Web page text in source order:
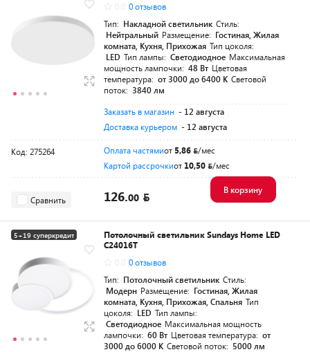
0 отзывов
Тип: Накладной светильник Стиль:
Нейтральный Размещение: Гостиная, Жилая
комната, Кухня, Прихожая Тип цоколя:
LED Тип лампы: Светодиодное Максимальная
мощность лампочки: 48 Вт Цветовая
температура: от 3000 до 6400 K Световой
поток: 3840 лм
Заказать в магазин - 12 августа
Доставка курьером - 12 августа
Код: 275264 Оплата частямиот 5,86
/мес
Картой рассрочкиот 10,50 /мес
Сравнить 126.00
В корзину
5+19 суперкредит
Потолочный светильник Sundays Home LED
C24016T
0 отзывов
Тип: Потолочный светильник Стиль:
Модерн Размещение: Гостиная, Жилая
комната, Кухня, Прихожая, Спальня Тип
цоколя: LED Тип лампы:
Светодиодное Максимальная мощность
лампочки: 60 Вт Цветовая температура: от
3000 до 6000 K Световой поток: 5000 лм